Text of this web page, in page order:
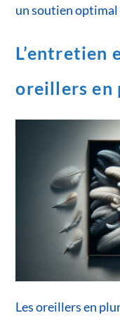
un soutien
L’entretien
oreillers en
Les oreillers en